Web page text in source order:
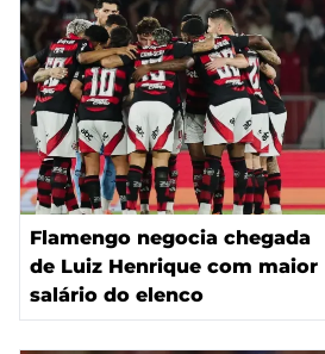
Flamengo negocia chegada
de Luiz Henrique com maior
salário do elenco